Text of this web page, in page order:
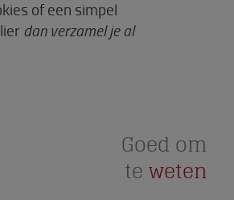
of een simpel
dan verzamel je al
Goed om
te weten